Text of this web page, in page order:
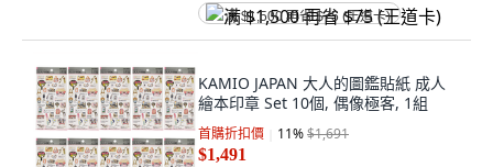
满 $1,500 再省 $75 (王道卡)
KAMIO JAPAN 大人的圖鑑貼紙 成人
繪本印章 Set 10個, 偶像極客, 1組
首購折扣價 11%$1,691
$1,491